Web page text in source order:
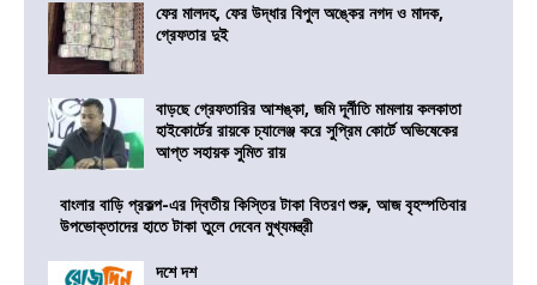
ফের মালদহ, ফের উদ্ধার বিপুল অঙ্কের নগদ ও মাদক,
গ্রেফতার দুই
বাড়ছে গ্রেফতারির আশঙ্কা, জমি দূর্নীতি মামলায় কলকাতা
হাইকোর্টের রায়কে চ্যালেঞ্জ করে সুপ্রিম কোর্টে অভিষেকের
আপ্ত সহায়ক সুমিত রায়
বাংলার বাড়ি প্রকল্প-এর দ্বিতীয় কিস্তির টাকা বিতরণ শুরু, আজ বৃহস্পতিবার
উপভোক্তাদের হাতে টাকা তুলে দেবেন মুখ্যমন্ত্রী
দশে দশ